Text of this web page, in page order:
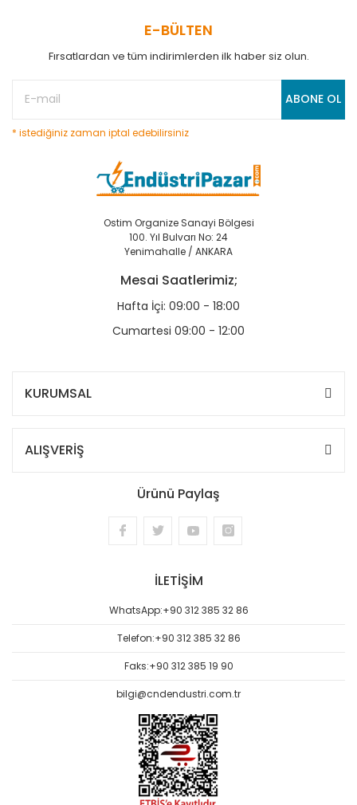
E-BÜLTEN
Fırsatlardan ve tüm indirimlerden ilk haber siz olun.
ABONE OL
* istediğiniz zaman iptal edebilirsiniz
Ostim Organize Sanayi Bölgesi
100. Yıl Bulvarı No: 24
Yenimahalle / ANKARA
Mesai Saatlerimiz;
Hafta İçi: 09:00 - 18:00
Cumartesi 09:00 - 12:00
KURUMSAL
ALIŞVERİŞ
Ürünü Paylaş
İLETİŞİM
WhatsApp:+90 312 385 32 86
Telefon:+90 312 385 32 86
Faks:+90 312 385 19 90
bilgi@cndendustri.com.tr